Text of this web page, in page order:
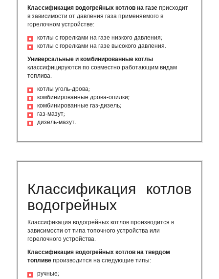
Классификация водогрейных котлов на газе присходит
в зависимости от давления газа применяемого в
горелочном устройстве:
котлы с горелками на газе низкого давления;
котлы с горелками на газе высокого давления.
Универсальные и комбинированные котлы
классифицируются по совместно работающим видам
топлива:
котлы уголь-дрова;
комбинированные дрова-опилки;
комбинированные газ-дизель;
газ-мазут;
дизель-мазут.
Классификация котлов
водогрейных
Классификация водогрейных котлов производится в
зависимости от типа топочного устройства или
горелочного устройства.
Классификация водогрейных котлов на твердом
топливе производится на следующие типы:
ручные;